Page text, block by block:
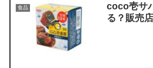
食品
coco壱サ
る？販売